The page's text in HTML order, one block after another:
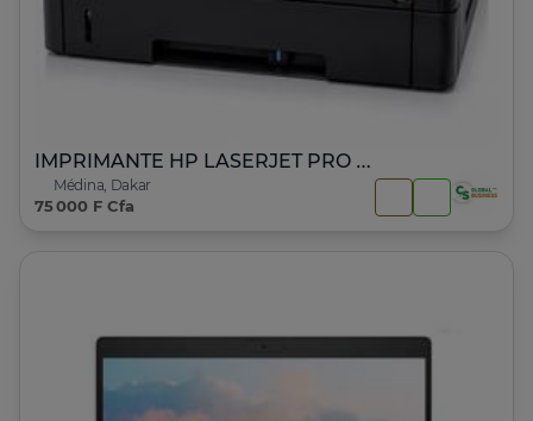
IMPRIMANTE HP LASERJET PRO 400 M401dne
Médina, Dakar
75 000 F Cfa